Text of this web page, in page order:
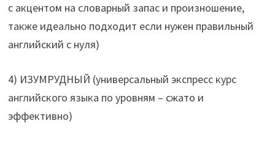
с акцентом на словарный запас и произношение,
также идеально подходит если нужен правильный
английский с нуля)
4) ИЗУМРУДНЫЙ (универсальный экспресс курс
английского языка по уровням – сжато и
эффективно)